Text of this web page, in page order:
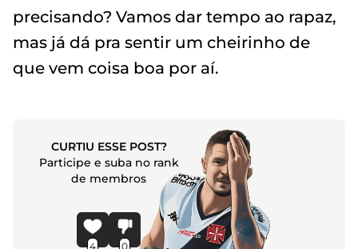
precisando? Vamos dar tempo ao rapaz,
mas já dá pra sentir um cheirinho de
que vem coisa boa por aí.
CURTIU ESSE POST?
Participe e suba no rank
de membros
4 0